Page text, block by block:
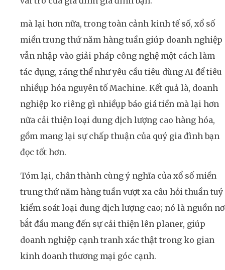
mà lại hơn nữa, trong toàn cảnh kinh tế số, xổ số
miền trung thứ năm hàng tuần giúp doanh nghiệp
vẫn nhập vào giải pháp công nghệ một cách làm
tác dụng, ráng thể như yêu cầu tiêu dùng AI để tiêu
nhiềụp hóa nguyên tố Machine. Kết quả là, doanh
nghiệp ko riêng gì nhiềụp báo giá tiền mà lại hơn
nữa cải thiện loại dung dịch lượng cao hàng hóa,
gồm mang lại sự chấp thuận của quý gia đình bạn
đọc tốt hơn.
Tóm lại, chân thành cùng ý nghĩa của xổ số miền
trung thứ năm hàng tuần vượt xa câu hỏi thuần tuý
kiểm soát loại dung dịch lượng cao; nó là nguồn
bắt đầu mang đến sự cải thiện lên planer, giúp
doanh nghiệp cạnh tranh xác thật trong ko gian
kinh doanh thương mại góc cạnh.